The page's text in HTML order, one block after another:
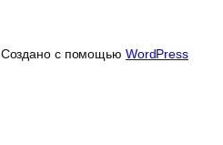
Создано с помощью WordPress